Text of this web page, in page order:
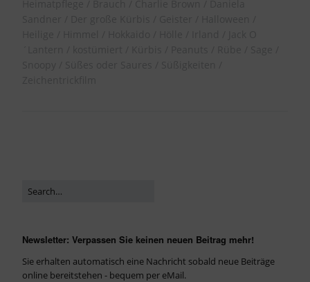
Newsletter: Verpassen Sie keinen neuen Beitrag mehr!
Sie erhalten automatisch eine Nachricht sobald neue Beiträge
online bereitstehen - bequem per eMail.